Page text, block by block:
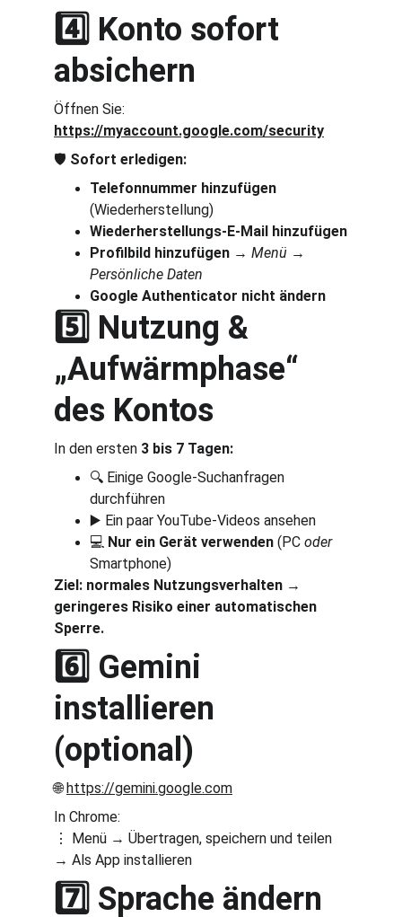
4️⃣ Konto sofort
absichern
Öffnen Sie:
https://myaccount.google.com/security
🛡️ Sofort erledigen:
Telefonnummer hinzufügen
(Wiederherstellung)
Wiederherstellungs-E-Mail hinzufügen
Profilbild hinzufügen → Menü →
Persönliche Daten
Google Authenticator nicht ändern
5️⃣ Nutzung &
„Aufwärmphase“
des Kontos
In den ersten 3 bis 7 Tagen:
🔍 Einige Google-Suchanfragen
durchführen
▶️ Ein paar YouTube-Videos ansehen
💻 Nur ein Gerät verwenden (PC oder
Smartphone)
Ziel: normales Nutzungsverhalten →
geringeres Risiko einer automatischen
Sperre.
6️⃣ Gemini
installieren
(optional)
🌐 https://gemini.google.com
In Chrome:
⋮ Menü → Übertragen, speichern und teilen
→ Als App installieren
7️⃣ Sprache ändern